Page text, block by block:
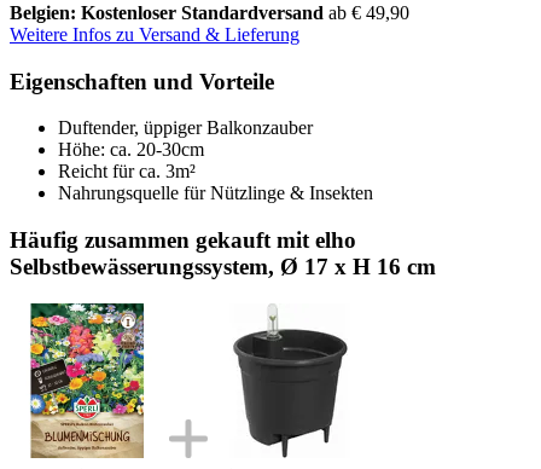
Belgien: Kostenloser Standardversand ab € 49,90
Weitere Infos zu Versand & Lieferung
Eigenschaften und Vorteile
Duftender, üppiger Balkonzauber
Höhe: ca. 20-30cm
Reicht für ca. 3m²
Nahrungsquelle für Nützlinge & Insekten
Häufig zusammen gekauft mit elho
Selbstbewässerungssystem, Ø 17 x H 16 cm